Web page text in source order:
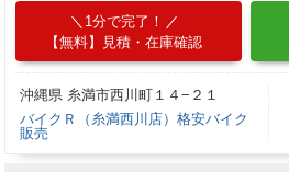
1分で完了！
【無料】見積・在庫確認
沖縄県 糸満市西川町１４−２１
バイクＲ（糸満西川店）格安バイク
販売